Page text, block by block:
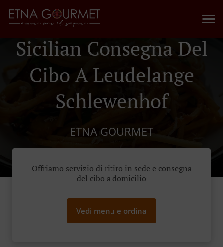
Sicilian Consegna Del
Cibo A Leudelange
Schlewenhof
ETNA GOURMET
Offriamo servizio di ritiro in sede e consegna
del cibo a domicilio
Vedi menu e ordina